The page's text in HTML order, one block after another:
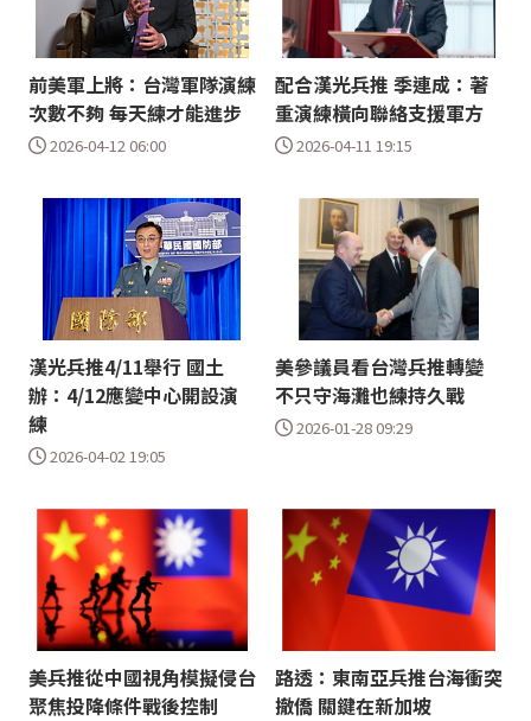
前美軍上將：台灣軍隊演練
次數不夠 每天練才能進步
2026-04-12 06:00
配合漢光兵推 季連成：著
重演練橫向聯絡支援軍方
2026-04-11 19:15
漢光兵推4/11舉行 國土
辦：4/12應變中心開設演
練
2026-04-02 19:05
美參議員看台灣兵推轉變
不只守海灘也練持久戰
2026-01-28 09:29
美兵推從中國視角模擬侵台
聚焦投降條件戰後控制
路透：東南亞兵推台海衝突
撤僑 關鍵在新加坡